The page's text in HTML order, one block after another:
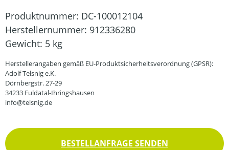
Produktnummer: DC-100012104
Herstellernummer: 912336280
Gewicht: 5 kg
Herstellerangaben gemäß EU-Produktsicherheitsverordnung (GPSR):
Adolf Telsnig e.K.
Dörnbergstr. 27-29
34233 Fuldatal-Ihringshausen
info@telsnig.de
BESTELLANFRAGE SENDEN